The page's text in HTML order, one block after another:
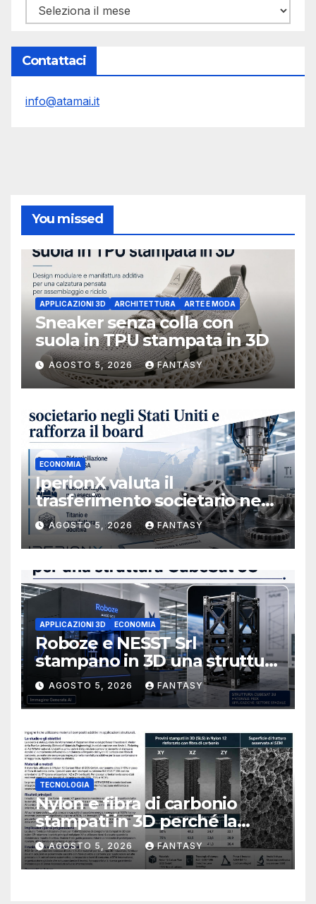
Archivi
Contattaci
info@atamai.it
You missed
APPLICAZIONI 3D ARCHITETTURA ARTE E MODA
Sneaker senza colla con
suola in TPU stampata in 3D
AGOSTO 5, 2026 FANTASY
ECONOMIA
IperionX valuta il
trasferimento societario negli
Stati Uniti e rafforza il board,
ha nominato Michael J.
Loparco amministratore
indipendente non esecutivo
AGOSTO 5, 2026 FANTASY
APPLICAZIONI 3D ECONOMIA
Roboze e NESST Srl
stampano in 3D una struttura
CubeSat 3U in Carbon PEEK
AGOSTO 5, 2026 FANTASY
TECNOLOGIA
Nylon e fibra di carbonio
stampati in 3D perché la
resistenza agli urti dipende
dal processo
AGOSTO 5, 2026 FANTASY